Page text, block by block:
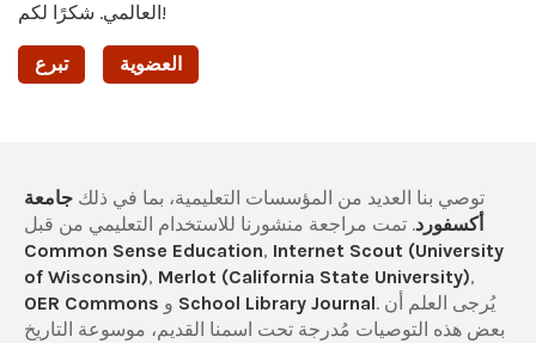
العالمي. شكرًا لكم!
تبرع العضوية
توصي بنا العديد من المؤسسات التعليمية، بما في ذلك جامعة
أكسفورد. تمت مراجعة منشورنا للاستخدام التعليمي من قبل
Common Sense Education, Internet Scout (University
of Wisconsin), Merlot (California State University),
OER Commons
School Library Journal. يُرجى العلم أن
بعض هذه التوصيات مُدرجة تحت اسمنا القديم، موسوعة التاريخ